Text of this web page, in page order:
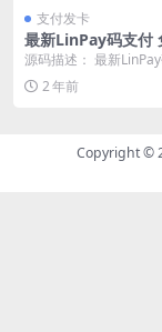
支付发卡
最新LinPay码支付
系统源码 免授权版
源码描述： 最新
支付系统源码 免授权版
商兼容...
2 年前
Copyright ©